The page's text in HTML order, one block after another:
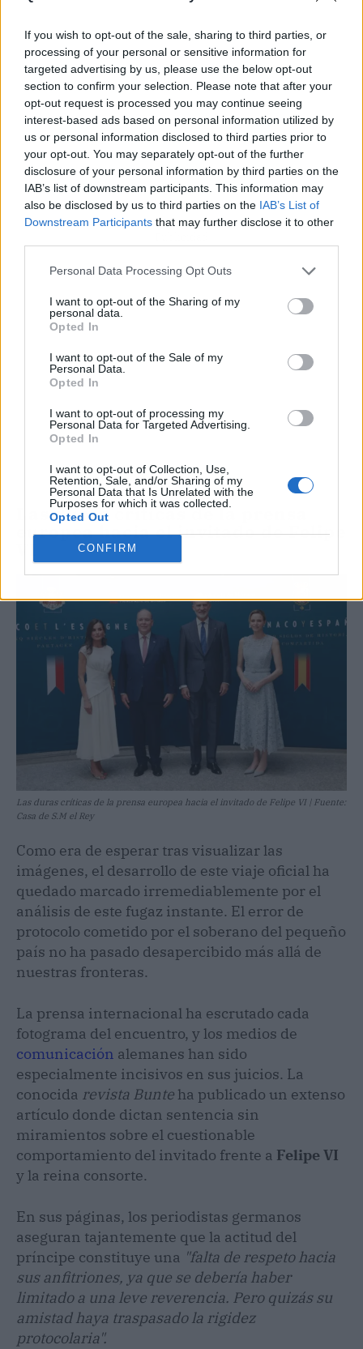
If you wish to opt-out of the sale, sharing to third parties, or
processing of your personal or sensitive information for
targeted advertising by us, please use the below opt-out
section to confirm your selection. Please note that after your
opt-out request is processed you may continue seeing
interest-based ads based on personal information utilized by
us or personal information disclosed to third parties prior to
your opt-out. You may separately opt-out of the further
disclosure of your personal information by third parties on the
IAB’s list of downstream participants. This information may
also be disclosed by us to third parties on the IAB’s List of
Downstream Participants that may further disclose it to other
Personal Data Processing Opt Outs
I want to opt-out of the Sharing of my
personal data.
Opted In
I want to opt-out of the Sale of my
Personal Data.
Opted In
I want to opt-out of processing my
Personal Data for Targeted Advertising.
Opted In
I want to opt-out of Collection, Use,
Retention, Sale, and/or Sharing of my
Personal Data that Is Unrelated with the
Purposes for which it was collected.
Opted Out
CONFIRM
Las duras críticas de la prensa
europea hacia el invitado de Felipe
Las duras críticas de la prensa europea hacia el invitado de Felipe VI | Fuente:
Casa de S.M el Rey
Como era de esperar tras visualizar las
imágenes, el desarrollo de este viaje oficial ha
quedado marcado irremediablemente por el
análisis de este fugaz instante. El error de
protocolo cometido por el soberano del pequeño
país no ha pasado desapercibido más allá de
nuestras fronteras.
La prensa internacional ha escrutado cada
fotograma del encuentro, y los medios de
comunicación alemanes han sido
especialmente incisivos en sus juicios. La
conocida revista Bunte ha publicado un extenso
artículo donde dictan sentencia sin
miramientos sobre el cuestionable
comportamiento del invitado frente a Felipe VI
y la reina consorte.
En sus páginas, los periodistas germanos
aseguran tajantemente que la actitud del
príncipe constituye una "falta de respeto hacia
sus anfitriones, ya que se debería haber
limitado a una leve reverencia. Pero quizás su
amistad haya traspasado la rigidez
protocolaria".